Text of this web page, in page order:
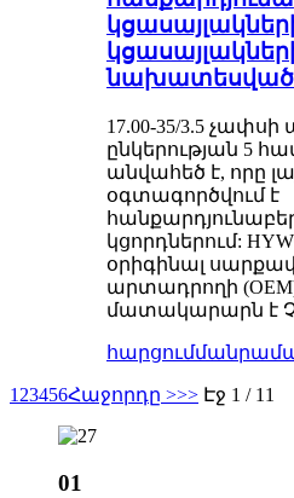
նախատեսված
17.00-35/3.5
ընկերության 5
անվահեծ է, որը
օգտագործվում է
կցորդներում:
օրիգինալ
արտադրողի
մատակարարն է
հարցում
1 23456Հաջորդը >>> Էջ 1 / 11
01